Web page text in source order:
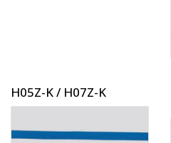
H05Z-K / H07Z-K